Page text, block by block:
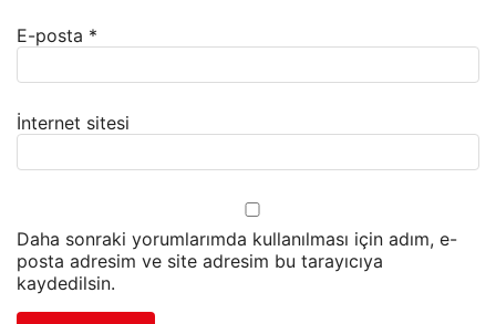
E-posta *
İnternet sitesi
Daha sonraki yorumlarımda kullanılması için adım, e-
posta adresim ve site adresim bu tarayıcıya
kaydedilsin.